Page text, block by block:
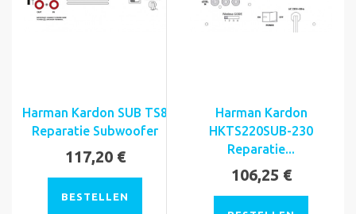
Harman Kardon SUB TS8
Reparatie Subwoofer
117,20 €
BESTELLEN
Harman Kardon
HKTS220SUB-230
Reparatie...
106,25 €